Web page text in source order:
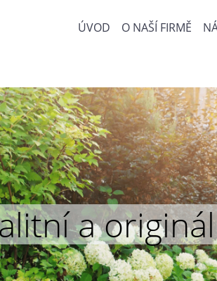
ÚVOD O NAŠÍ FIRMĚ
a